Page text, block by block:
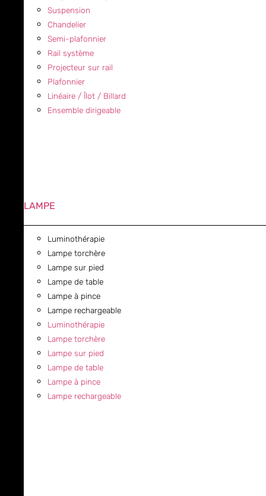
Suspension
Chandelier
Semi-plafonnier
Rail système
Projecteur sur rail
Plafonnier
Linéaire / Îlot / Billard
Ensemble dirigeable
LAMPE
Luminothérapie
Lampe torchère
Lampe sur pied
Lampe de table
Lampe à pince
Lampe rechargeable
Luminothérapie
Lampe torchère
Lampe sur pied
Lampe de table
Lampe à pince
Lampe rechargeable